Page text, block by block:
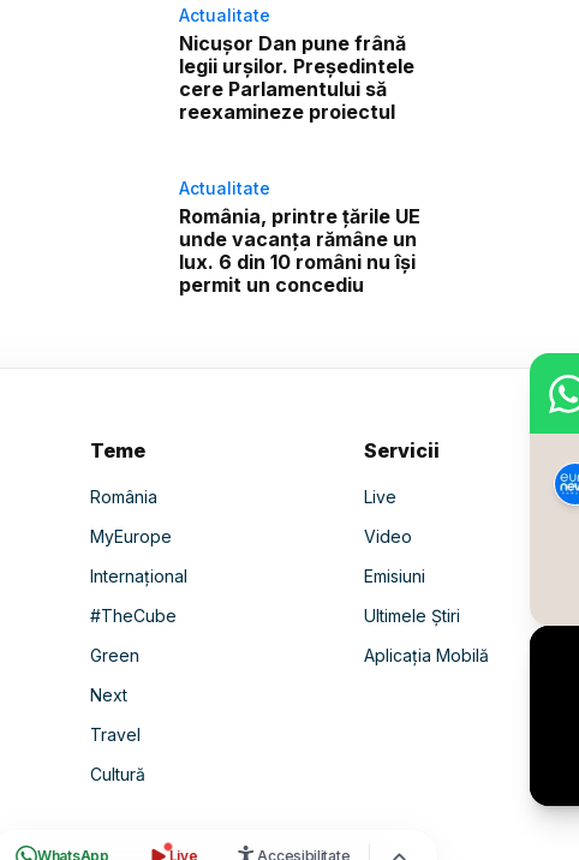
WhatsApp Live Accesibilitate
Actualitate
Nicușor Dan pune frână
legii urșilor. Președintele
cere Parlamentului să
reexamineze proiectul
Actualitate
România, printre țările UE
unde vacanța rămâne un
lux. 6 din 10 români nu își
permit un concediu
Teme
România
MyEurope
Internațional
#TheCube
Green
Next
Travel
Cultură
Servicii
Live
Video
Emisiuni
Ultimele Știri
Aplicația Mobilă